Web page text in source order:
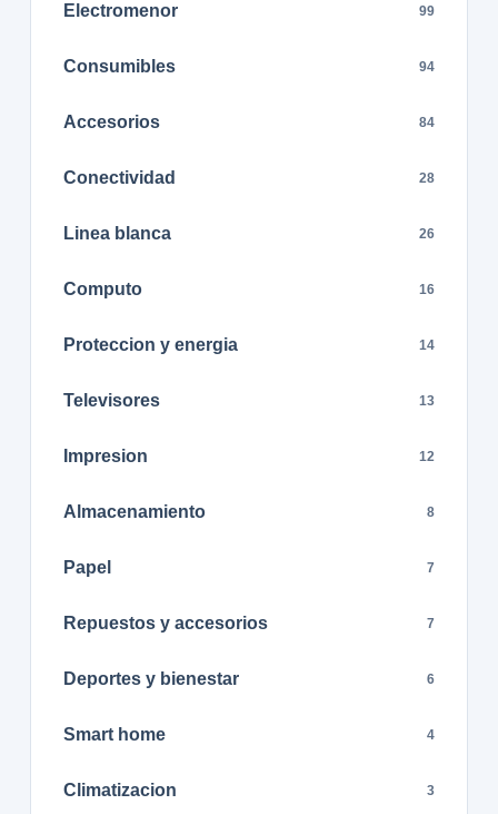
Electromenor 99
Consumibles 94
Accesorios 84
Conectividad 28
Linea blanca 26
Computo 16
Proteccion y energia 14
Televisores 13
Impresion 12
Almacenamiento 8
Papel 7
Repuestos y accesorios 7
Deportes y bienestar 6
Smart home 4
Climatizacion 3